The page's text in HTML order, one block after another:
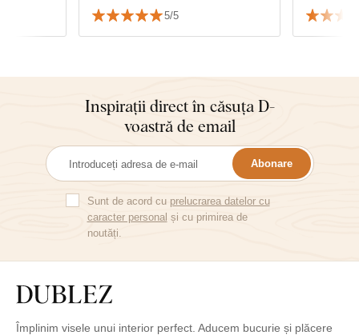
5/5
mea
căldură!
Inspirații direct în căsuța D-
voastră de email
Abonare
Sunt de acord cu prelucrarea datelor cu
caracter personal și cu primirea de
noutăți.
Împlinim visele unui interior perfect. Aducem bucurie și plăcere